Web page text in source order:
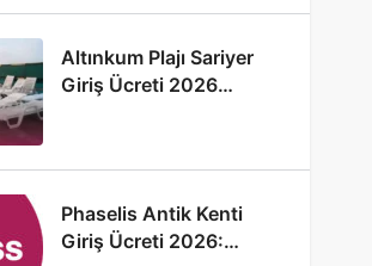
Altınkum Plajı Sariyer
Giriş Ücreti 2026
Phaselis Antik Kenti
Giriş Ücreti 2026: